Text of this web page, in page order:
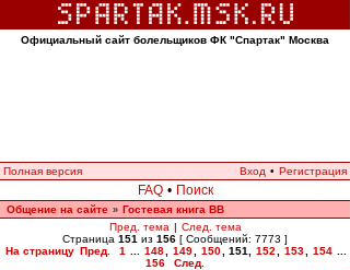
Официальный сайт болельщиков ФК "Спартак" Москва
Полная версия Вход • Регистрация
FAQ • Поиск
Общение на сайте » Гостевая книга ВВ
Пред. тема | След. тема
Страница 151 из 156 [ Сообщений: 7773 ]
На страницу Пред. 1 148 149 150 151 152 153 154
156
След.